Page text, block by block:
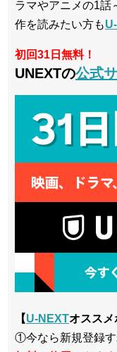
ラマやアニメの1話
作を読みたい方も
初回31日無料！
UNEXTの公式
【U-NEXTオススメ
①今なら新規登録す